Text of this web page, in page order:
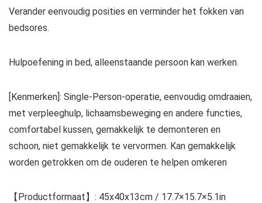
Verander eenvoudig posities en verminder het fokken van
bedsores.
Hulpoefening in bed, alleenstaande persoon kan werken.
[Kenmerken]: Single-Person-operatie, eenvoudig omdraaien,
met verpleeghulp, lichaamsbeweging en andere functies,
comfortabel kussen, gemakkelijk te demonteren en
schoon, niet gemakkelijk te vervormen. Kan gemakkelijk
worden getrokken om de ouderen te helpen omkeren
【Productformaat】: 45x40x13cm / 17.7×15.7×5.1in